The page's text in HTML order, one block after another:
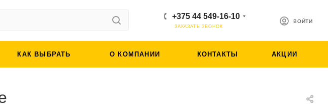
ВОЙТИ
+375 44 549-16-10
ЗАКАЗАТЬ ЗВОНОК
КАК ВЫБРАТЬ О КОМПАНИИ КОНТАКТЫ АКЦИИ